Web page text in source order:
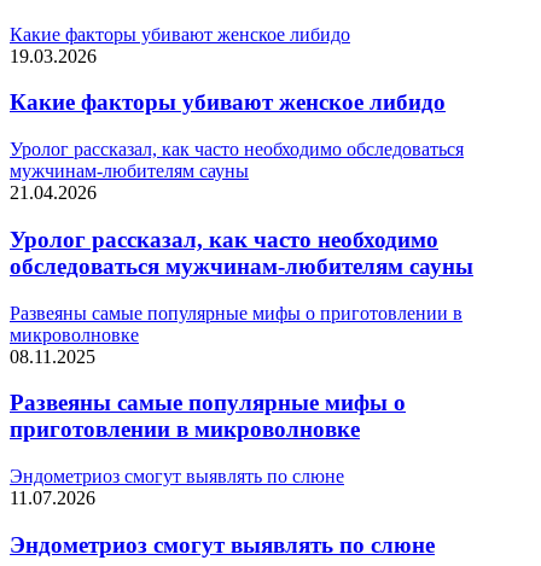
Какие факторы убивают женское либидо
19.03.2026
Какие факторы убивают женское либидо
Уролог рассказал, как часто необходимо обследоваться
мужчинам-любителям сауны
21.04.2026
Уролог рассказал, как часто необходимо
обследоваться мужчинам-любителям сауны
Развеяны самые популярные мифы о приготовлении в
микроволновке
08.11.2025
Развеяны самые популярные мифы о
приготовлении в микроволновке
Эндометриоз смогут выявлять по слюне
11.07.2026
Эндометриоз смогут выявлять по слюне